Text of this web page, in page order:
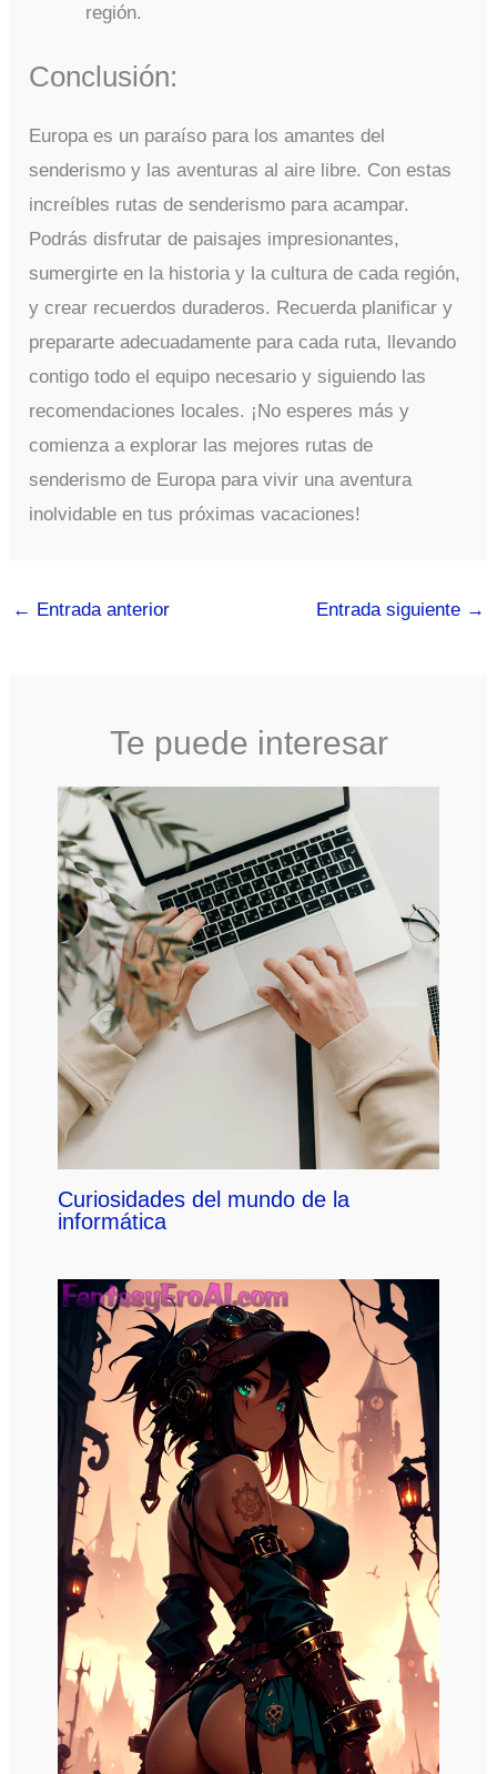
región.
Conclusión:
Europa es un paraíso para los amantes del
senderismo y las aventuras al aire libre. Con estas
increíbles rutas de senderismo para acampar.
Podrás disfrutar de paisajes impresionantes,
sumergirte en la historia y la cultura de cada región,
y crear recuerdos duraderos. Recuerda planificar y
prepararte adecuadamente para cada ruta, llevando
contigo todo el equipo necesario y siguiendo las
recomendaciones locales. ¡No esperes más y
comienza a explorar las mejores rutas de
senderismo de Europa para vivir una aventura
inolvidable en tus próximas vacaciones!
← Entrada anterior Entrada siguiente →
Te puede interesar
Curiosidades del mundo de la
informática